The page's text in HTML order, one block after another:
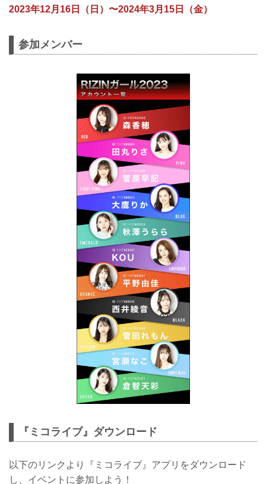
2023年12月16日（日）〜2024年3月15日（金）
参加メンバー
『ミコライブ』ダウンロード
以下のリンクより『ミコライブ』アプリをダウンロード
し、イベントに参加しよう！